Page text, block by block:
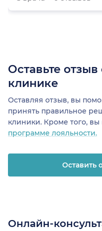
Оставьте
клинике
Оставляя отзыв, вы
принять правильное
клиники. Кроме того, вы
программе лояльности.
Оставить
Онлайн-